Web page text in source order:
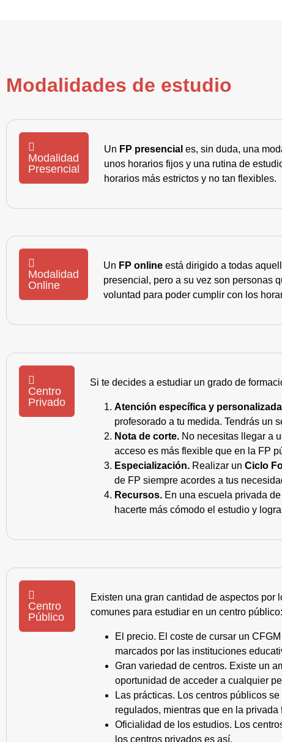
Modalidades de estudio
Modalidad
Presencial
Un FP presencial es, sin duda, una
unos horarios fijos y una rutina de
horarios más estrictos y no tan flexibles.
Modalidad
Online
Un FP online está dirigido a todas
presencial, pero a su vez son personas
voluntad para poder cumplir con los
Centro
Privado
Si te decides a estudiar un grado de
Atención específica y
profesorado a tu medida. Tendrás un
Nota de corte. No necesitas llegar a
acceso es más flexible que en la FP
Especialización. Realizar un Ciclo
de FP siempre acordes a tus
Recursos. En una escuela privada
hacerte más cómodo el estudio y
Centro
Público
Existen una gran cantidad de aspectos por
comunes para estudiar en un centro público:
El precio. El coste de cursar un
marcados por las instituciones
Gran variedad de centros. Existe un
oportunidad de acceder a cualquier
Las prácticas. Los centros públicos
regulados, mientras que en la
Oficialidad de los estudios. Los
los centros privados es así.